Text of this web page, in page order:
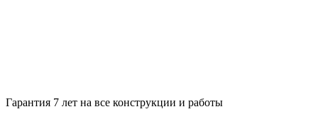
Гарантия 7 лет на все конструкции и работы